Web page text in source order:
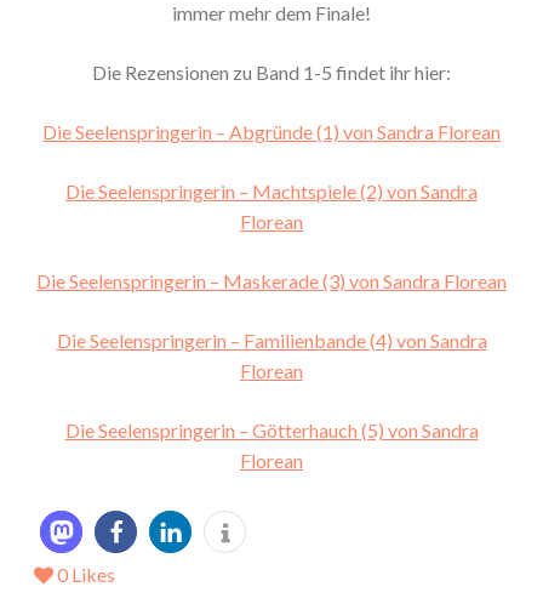
immer mehr dem Finale!
Die Rezensionen zu Band 1-5 findet ihr hier:
Die Seelenspringerin – Abgründe (1) von Sandra Florean
Die Seelenspringerin – Machtspiele (2) von Sandra
Florean
Die Seelenspringerin – Maskerade (3) von Sandra Florean
Die Seelenspringerin – Familienbande (4) von Sandra
Florean
Die Seelenspringerin – Götterhauch (5) von Sandra
Florean
0 Likes